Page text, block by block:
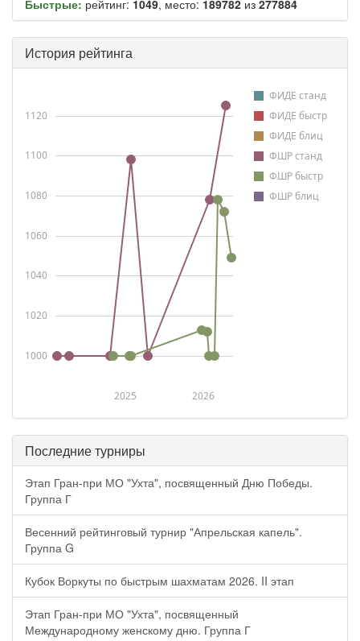
Быстрые: рейтинг: 1049, место: 189782 из 277884
История рейтинга
ФИДЕ станд
ФИДЕ быстр
ФИДЕ блиц
ФШР станд
ФШР быстр
ФШР блиц
2025 2026
1000
1020
1040
1060
1080
1100
1120
Последние турниры
Этап Гран-при МО "Ухта", посвященный Дню Победы.
Группа Г
Весенний рейтинговый турнир "Апрельская капель".
Группа G
Кубок Воркуты по быстрым шахматам 2026. II этап
Этап Гран-при МО "Ухта", посвященный
Международному женскому дню. Группа Г